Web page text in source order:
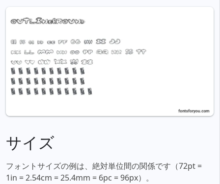
サイズ
フォントサイズの例は、絶対単位間の関係です（72pt =
1in = 2.54cm = 25.4mm = 6pc = 96px）。